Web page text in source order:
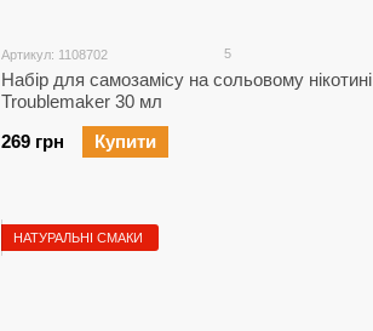
Артикул: 1108702 5
Набір для самозамісу на сольовому нікотині
Troublemaker 30 мл
269 грн
Купити
НАТУРАЛЬНІ СМАКИ